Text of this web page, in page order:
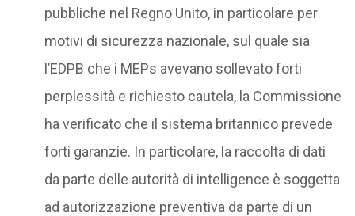
pubbliche nel Regno Unito, in particolare per
motivi di sicurezza nazionale, sul quale sia
l’EDPB che i MEPs avevano sollevato forti
perplessità e richiesto cautela, la Commissione
ha verificato che il sistema britannico prevede
forti garanzie. In particolare, la raccolta di dati
da parte delle autorità di intelligence è soggetta
ad autorizzazione preventiva da parte di un